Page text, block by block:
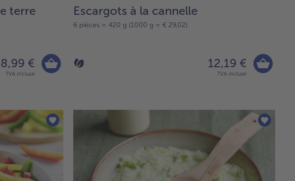
terre
8,99 €
TVA incluse
Escargots à la cannelle
6 pièces = 420 g (1000 g = € 29,02)
12,19 €
TVA incluse